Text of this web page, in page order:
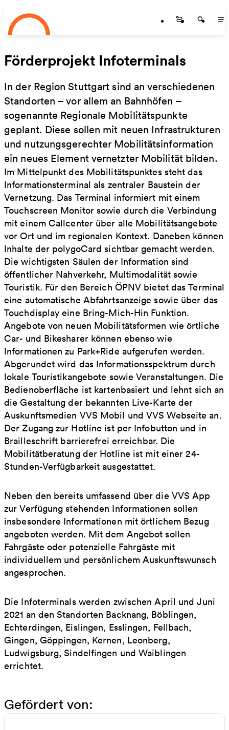
Zum Hauptinhalt springen
Startseite
Förderprojekt Infoterminals
In der Region Stuttgart sind an verschiedenen
Standorten – vor allem an Bahnhöfen –
sogenannte Regionale Mobilitätspunkte
geplant. Diese sollen mit neuen Infrastrukturen
und nutzungsgerechter Mobilitätsinformation
ein neues Element vernetzter Mobilität bilden.
Im Mittelpunkt des Mobilitätspunktes steht das
Informationsterminal als zentraler Baustein der
Vernetzung. Das Terminal informiert mit einem
Touchscreen Monitor sowie durch die Verbindung
mit einem Callcenter über alle Mobilitätsangebote
vor Ort und im regionalen Kontext. Daneben können
Inhalte der polygoCard sichtbar gemacht werden.
Die wichtigsten Säulen der Information sind
öffentlicher Nahverkehr, Multimodalität sowie
Touristik. Für den Bereich ÖPNV bietet das Terminal
eine automatische Abfahrtsanzeige sowie über das
Touchdisplay eine Bring-Mich-Hin Funktion.
Angebote von neuen Mobilitätsformen wie örtliche
Car- und Bikesharer können ebenso wie
Informationen zu Park+Ride aufgerufen werden.
Abgerundet wird das Informationsspektrum durch
lokale Touristikangebote sowie Veranstaltungen. Die
Bedienoberfläche ist kartenbasiert und lehnt sich an
die Gestaltung der bekannten Live-Karte der
Auskunftsmedien VVS Mobil und VVS Webseite an.
Der Zugang zur Hotline ist per Infobutton und in
Brailleschrift barrierefrei erreichbar. Die
Mobilitätberatung der Hotline ist mit einer 24-
Stunden-Verfügbarkeit ausgestattet.
Neben den bereits umfassend über die VVS App
zur Verfügung stehenden Informationen sollen
insbesondere Informationen mit örtlichem Bezug
angeboten werden. Mit dem Angebot sollen
Fahrgäste oder potenzielle Fahrgäste mit
individuellem und persönlichem Auskunftswunsch
angesprochen.
Die Infoterminals werden zwischen April und Juni
2021 an den Standorten Backnang, Böblingen,
Echterdingen, Eislingen, Esslingen, Fellbach,
Gingen, Göppingen, Kernen, Leonberg,
Ludwigsburg, Sindelfingen und Waiblingen
errichtet.
Gefördert von: